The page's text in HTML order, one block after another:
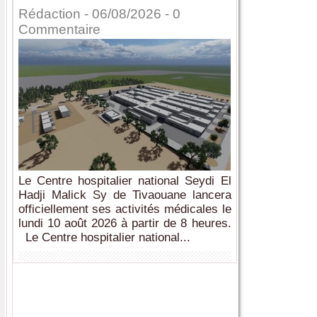
Rédaction - 06/08/2026 - 0
Commentaire
Le Centre hospitalier national Seydi El
Hadji Malick Sy de Tivaouane lancera
officiellement ses activités médicales le
lundi 10 août 2026 à partir de 8 heures.
Le Centre hospitalier national...